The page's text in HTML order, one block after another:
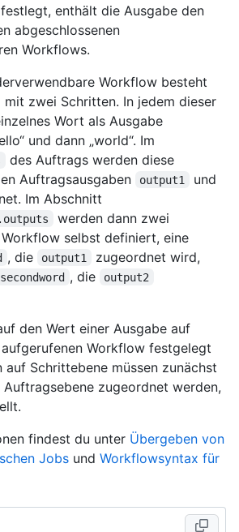
enthält die Ausgabe den
abgeschlossenen
Workflows.
Workflow besteht
zwei Schritten. In jedem dieser
Wort als Ausgabe
und dann „world“. Im
des Auftrags werden diese
Auftragsausgaben
output1 und
Im Abschnitt
werden dann zwei
selbst definiert, eine
, die output1
zugeordnet wird,
secondword , die output2
den Wert einer Ausgabe auf
Workflow festgelegt
auf Schrittebene müssen zunächst
zugeordnet werden,
findest du unter Übergeben von
Jobs und Workflowsyntax für